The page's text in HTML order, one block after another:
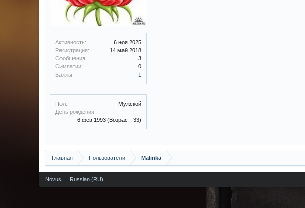
Активность:
6 ноя 2025
Регистрация:
14 май 2018
Сообщения:
3
Симпатии:
0
Баллы:
1
Пол:
Мужской
День рождения:
6 фев 1993 (Возраст: 33)
Главная Пользователи Malinka
Novus Russian (RU)